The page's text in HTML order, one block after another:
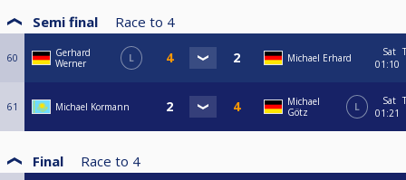
Semi final Race to 4
60
Gerhard
Werner
L Michael Erhard
Sat
01:10
61 Michael Kormann
Michael
Götz
L
Sat
01:21
Final Race to 4